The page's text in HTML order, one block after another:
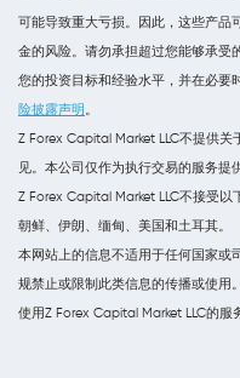
可能导致重大亏损。因此，这些产品
金的风险。请勿承担超过您能够承受
您的投资目标和经验水平，并在必要
险披露声明
Z Forex Capital Market LLC不提供
见。本公司仅作为执行交易的服务提
Z Forex Capital Market LLC不接受以
朝鲜、伊朗、缅甸、美国和土耳其。
本网站上的信息不适用于任何国家或
规禁止或限制此类信息的传播或使用。
使用Z Forex Capital Market LLC的服